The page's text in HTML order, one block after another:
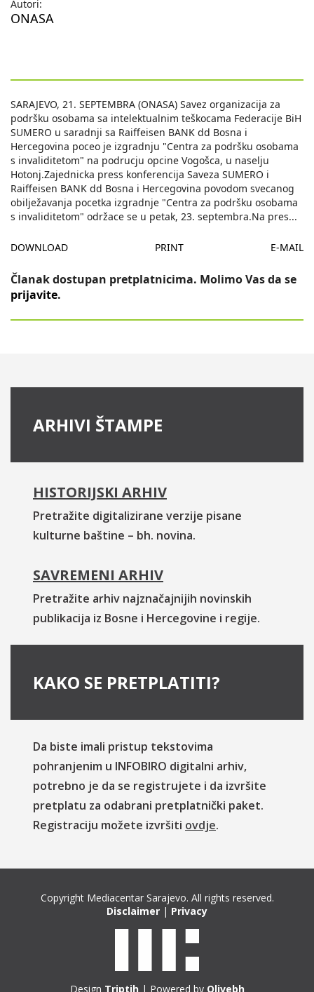
Autori:
ONASA
SARAJEVO, 21. SEPTEMBRA (ONASA) Savez organizacija za
podršku osobama sa intelektualnim teškocama Federacije BiH
SUMERO u saradnji sa Raiffeisen BANK dd Bosna i
Hercegovina poceo je izgradnju "Centra za podršku osobama
s invaliditetom" na podrucju opcine Vogošca, u naselju
Hotonj.Zajednicka press konferencija Saveza SUMERO i
Raiffeisen BANK dd Bosna i Hercegovina povodom svecanog
obilježavanja pocetka izgradnje "Centra za podršku osobama
s invaliditetom" održace se u petak, 23. septembra.Na pres...
DOWNLOAD PRINT E-MAIL
Članak dostupan pretplatnicima. Molimo Vas da se
prijavite.
ARHIVI ŠTAMPE
HISTORIJSKI ARHIV
Pretražite digitalizirane verzije pisane
kulturne baštine – bh. novina.
SAVREMENI ARHIV
Pretražite arhiv najznačajnijih novinskih
publikacija iz Bosne i Hercegovine i regije.
KAKO SE PRETPLATITI?
Da biste imali pristup tekstovima
pohranjenim u INFOBIRO digitalni arhiv,
potrebno je da se registrujete i da izvršite
pretplatu za odabrani pretplatnički paket.
Registraciju možete izvršiti ovdje.
Copyright Mediacentar Sarajevo. All rights reserved.
Disclaimer | Privacy
Design Triptih| Powered by Olivebh